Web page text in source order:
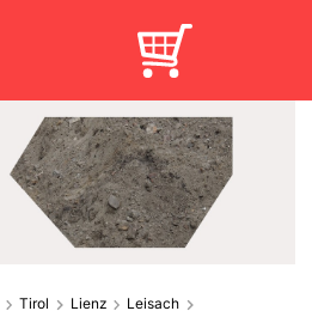
Tirol Lienz
Leisach